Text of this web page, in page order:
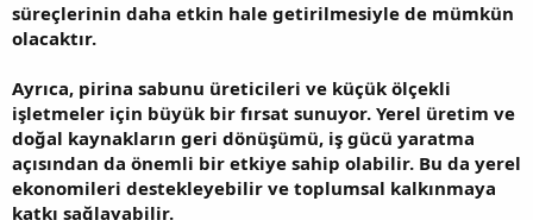
süreçlerinin daha etkin hale getirilmesiyle de mümkün
olacaktır.
Ayrıca, pirina sabunu üreticileri ve küçük ölçekli
işletmeler için büyük bir fırsat sunuyor. Yerel üretim ve
doğal kaynakların geri dönüşümü, iş gücü yaratma
açısından da önemli bir etkiye sahip olabilir. Bu da yerel
ekonomileri destekleyebilir ve toplumsal kalkınmaya
katkı sağlayabilir.